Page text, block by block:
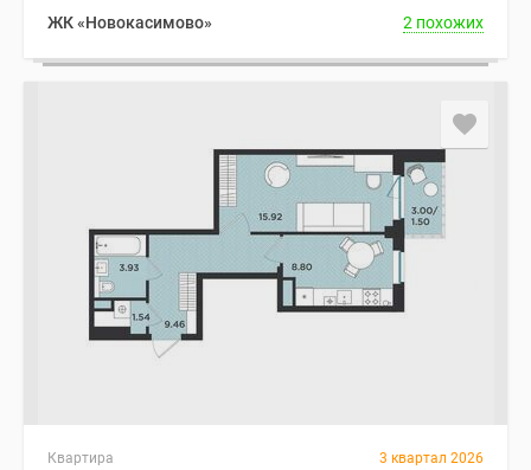
ЖК «Новокасимово»
2 похожих
Квартира 3 квартал 2026